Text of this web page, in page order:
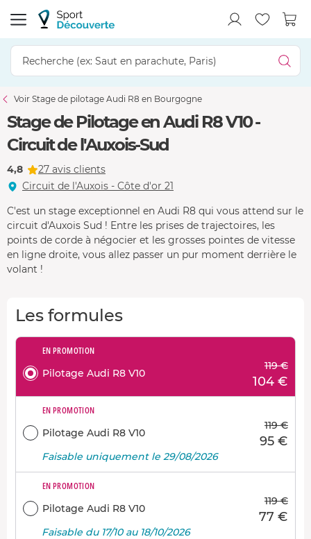
Voir Stage de pilotage Audi R8 en Bourgogne
Stage de Pilotage en Audi R8 V10 -
Circuit de l'Auxois-Sud
4,8
27 avis clients
Circuit de l'Auxois - Côte d'or 21
C'est un stage exceptionnel en Audi R8 qui vous attend sur le
circuit d'Auxois Sud ! Entre les prises de trajectoires, les
points de corde à négocier et les grosses pointes de vitesse
en ligne droite, vous allez passer un pur moment derrière le
volant !
Les formules
EN PROMOTION
Pilotage Audi R8 V10
119 €
104 €
EN PROMOTION
Pilotage Audi R8 V10
119 €
95 €
Faisable uniquement le 29/08/2026
EN PROMOTION
Pilotage Audi R8 V10
119 €
77 €
Faisable du 17/10 au 18/10/2026